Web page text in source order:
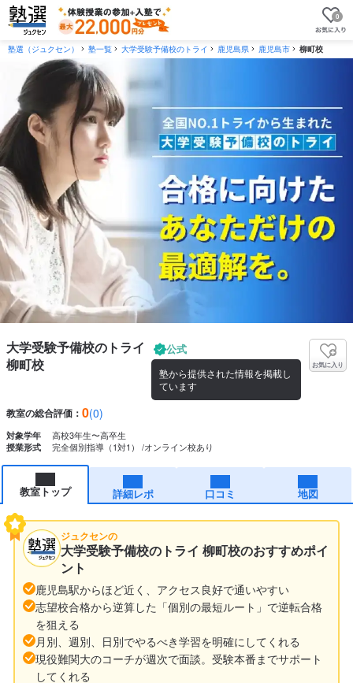
0
塾選（ジュクセン） 塾一覧 大学受験予備校のトライ 鹿児島県 鹿児島市 柳町校
大学受験予備校のトライ
柳町校
公式
塾から提供された情報を掲載し
ています
教室の総合評価： 0(0)
お気に入り
対象学年 高校3年生〜高卒生
授業形式 完全個別指導（1対1） オンライン校あり
教室トップ 詳細レポ 口コミ 地図
ジュクセンの
大学受験予備校のトライ 柳町校のおすすめポイ
ント
鹿児島駅からほど近く、アクセス良好で通いやすい
志望校合格から逆算した「個別の最短ルート」で逆転合格
を狙える
月別、週別、日別でやるべき学習を明確にしてくれる
現役難関大のコーチが週次で面談。受験本番までサポート
してくれる